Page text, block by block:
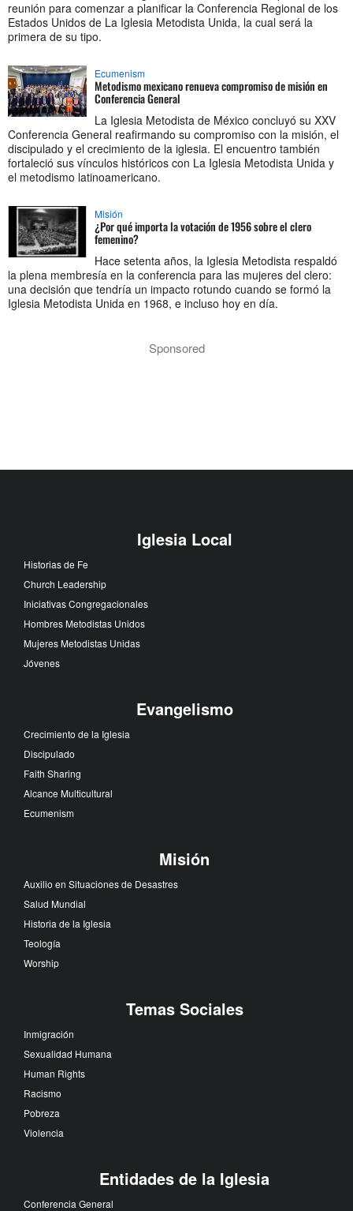
reunión para comenzar a planificar la Conferencia Regional de los
Estados Unidos de La Iglesia Metodista Unida, la cual será la
primera de su tipo.
Ecumenism
Metodismo mexicano renueva compromiso de misión en
Conferencia General
La Iglesia Metodista de México concluyó su XXV
Conferencia General reafirmando su compromiso con la misión, el
discipulado y el crecimiento de la iglesia. El encuentro también
fortaleció sus vínculos históricos con La Iglesia Metodista Unida y
el metodismo latinoamericano.
Misión
¿Por qué importa la votación de 1956 sobre el clero
femenino?
Hace setenta años, la Iglesia Metodista respaldó
la plena membresía en la conferencia para las mujeres del clero:
una decisión que tendría un impacto rotundo cuando se formó la
Iglesia Metodista Unida en 1968, e incluso hoy en día.
Sponsored
Iglesia Local
Historias de Fe
Church Leadership
Iniciativas Congregacionales
Hombres Metodistas Unidos
Mujeres Metodistas Unidas
Jóvenes
Evangelismo
Crecimiento de la Iglesia
Discipulado
Faith Sharing
Alcance Multicultural
Ecumenism
Misión
Auxilio en Situaciones de Desastres
Salud Mundial
Historia de la Iglesia
Teología
Worship
Temas Sociales
Inmigración
Sexualidad Humana
Human Rights
Racismo
Pobreza
Violencia
Entidades de la Iglesia
Conferencia General